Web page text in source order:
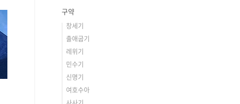
구약
창세기
출애굽기
레위기
민수기
신명기
여호수아